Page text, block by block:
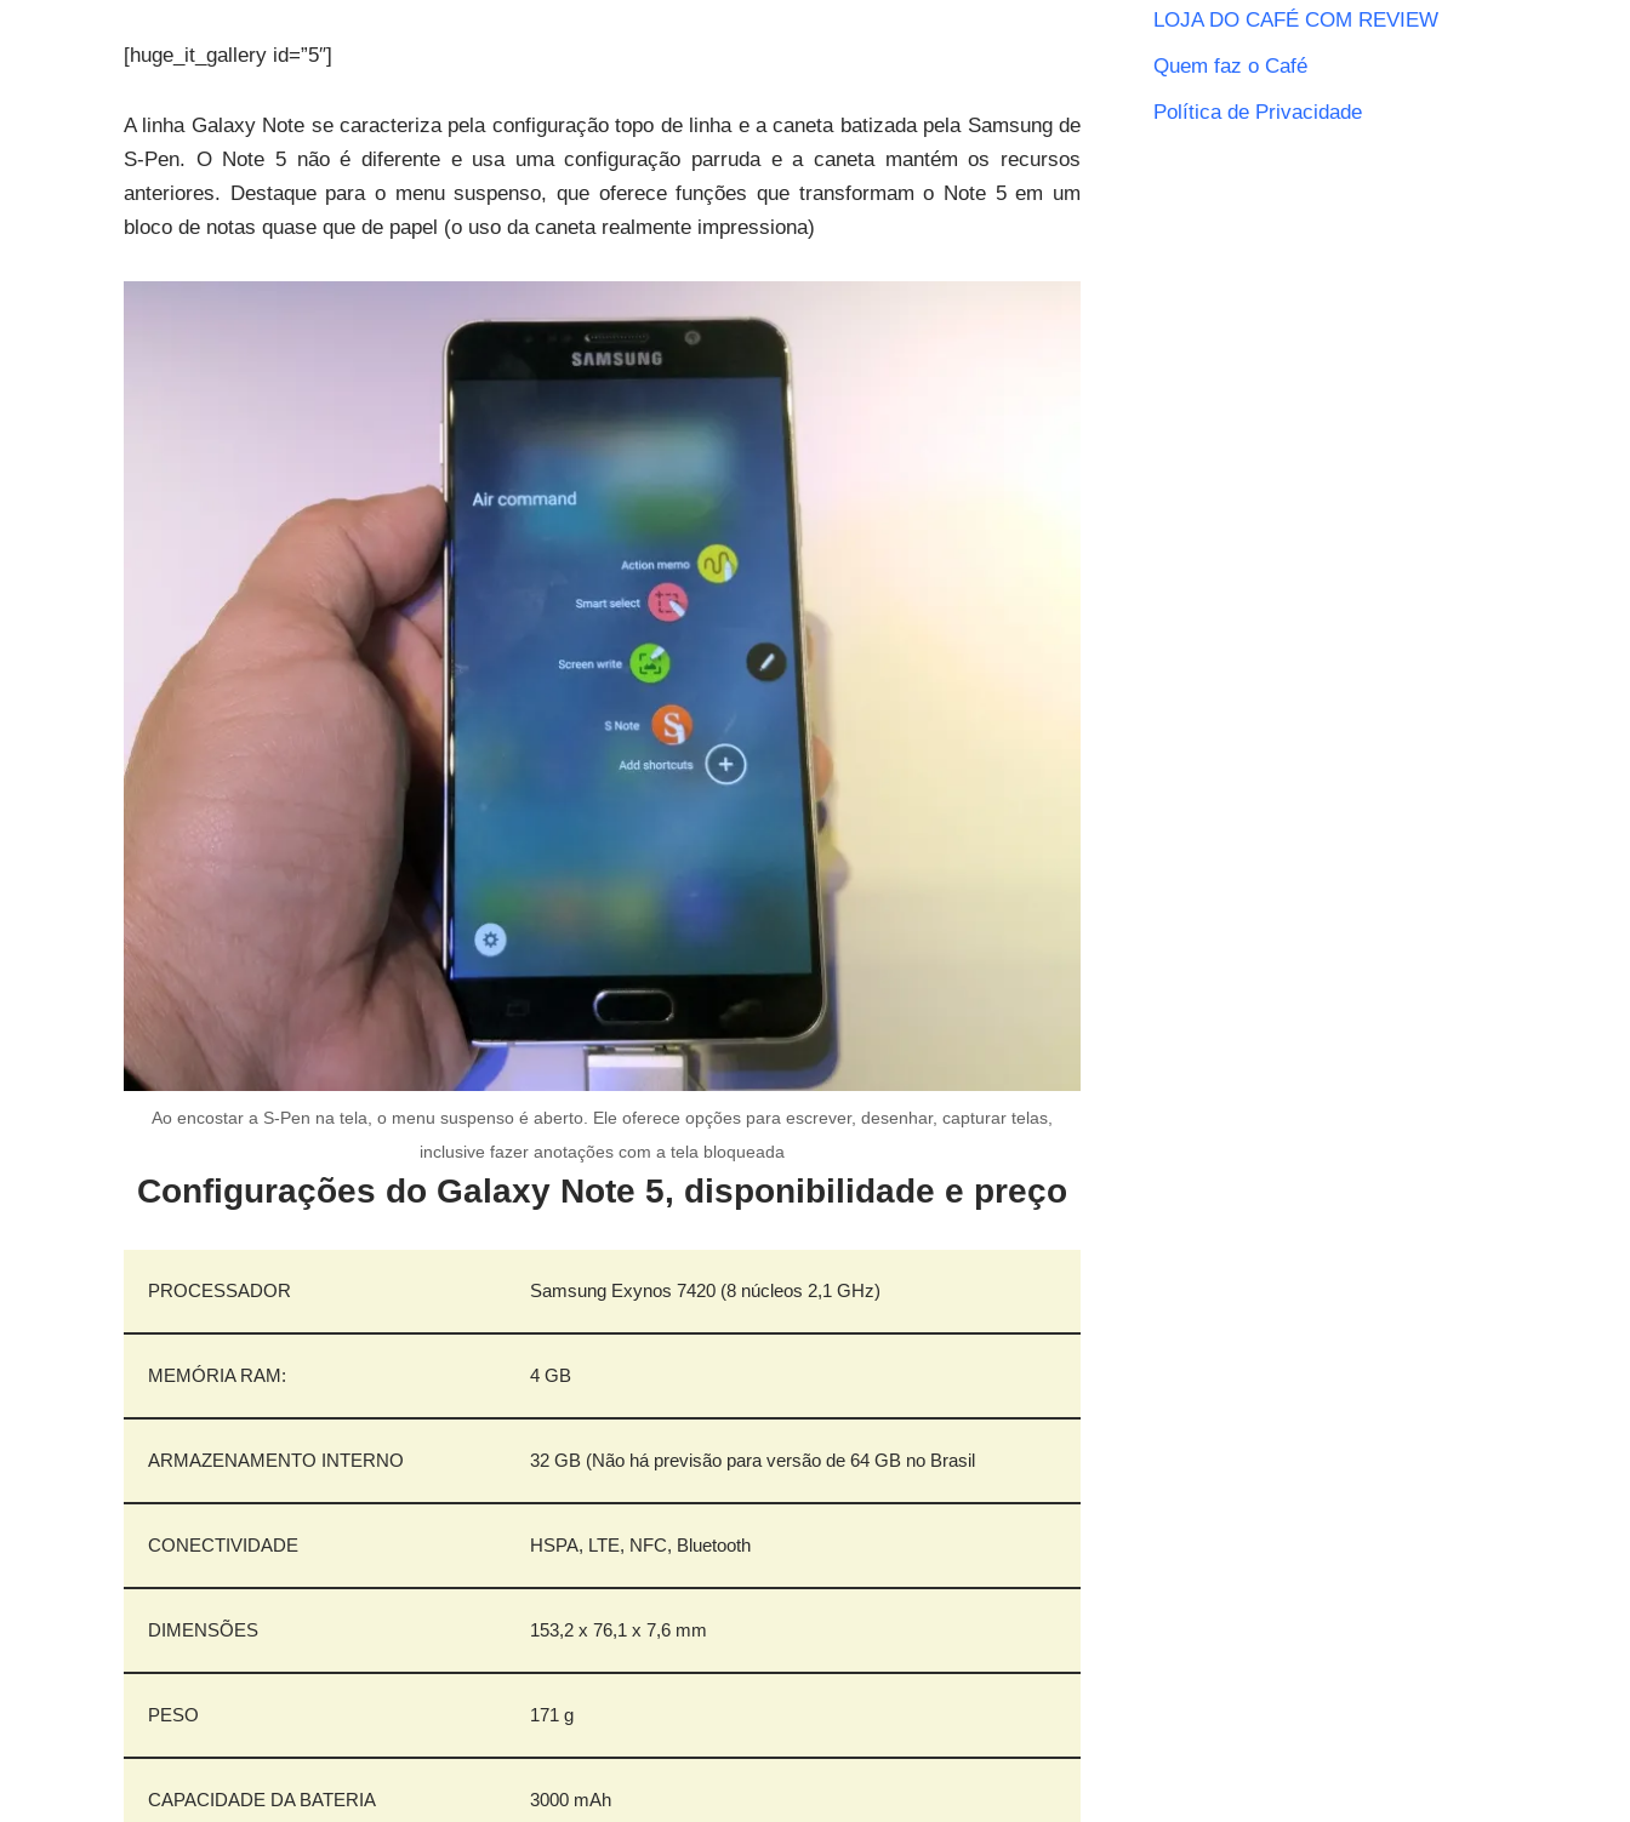
[huge_it_gallery id=”5″]
A linha Galaxy Note se caracteriza pela configuração topo de linha e a caneta batizada pela Samsung de
S-Pen. O Note 5 não é diferente e usa uma configuração parruda e a caneta mantém os recursos
anteriores. Destaque para o menu suspenso, que oferece funções que transformam o Note 5 em um
bloco de notas quase que de papel (o uso da caneta realmente impressiona)
Ao encostar a S-Pen na tela, o menu suspenso é aberto. Ele oferece opções para escrever, desenhar, capturar telas,
inclusive fazer anotações com a tela bloqueada
Configurações do Galaxy Note 5, disponibilidade e preço
PROCESSADOR Samsung Exynos 7420 (8 núcleos 2,1 GHz)
MEMÓRIA RAM: 4 GB
ARMAZENAMENTO INTERNO 32 GB (Não há previsão para versão de 64 GB no Brasil
CONECTIVIDADE HSPA, LTE, NFC, Bluetooth
DIMENSÕES 153,2 x 76,1 x 7,6 mm
PESO 171 g
CAPACIDADE DA BATERIA 3000 mAh
LOJA DO CAFÉ COM REVIEW
Quem faz o Café
Política de Privacidade